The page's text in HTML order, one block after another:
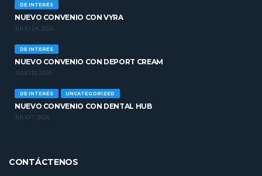
DE INTERÉS
NUEVO CONVENIO CON VYRA
JULIO 24, 2026
DE INTERÉS
NUEVO CONVENIO CON DEPORT CREAM
JULIO 10, 2026
DE INTERÉS UNCATEGORIZED
NUEVO CONVENIO CON DENTAL HUB
JULIO 7, 2026
CONTÁCTENOS